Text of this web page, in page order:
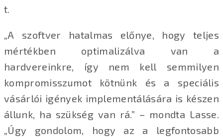
t.
„A szoftver hatalmas előnye, hogy teljes
mértékben optimalizálva van a
hardvereinkre, így nem kell semmilyen
kompromisszumot kötnünk és a speciális
vásárlói igények implementálására is készen
állunk, ha szükség van rá.” – mondta Lasse.
„Úgy gondolom, hogy az a legfontosabb